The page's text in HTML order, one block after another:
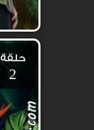
حلقة
2